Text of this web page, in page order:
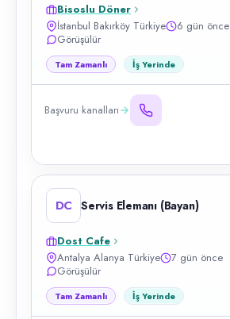
Bisoslu Döner
İstanbul Bakırköy Türkiye
6 gün önce
Görüşülür
Tam Zamanlı İş Yerinde
Başvuru kanalları
DC Servis Elemanı (Bayan)
Dost Cafe
Antalya Alanya Türkiye
7 gün önce
Görüşülür
Tam Zamanlı İş Yerinde